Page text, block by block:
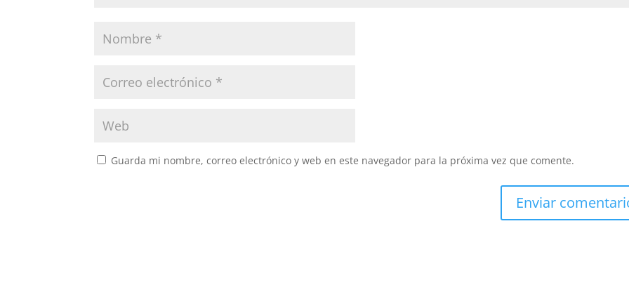
Guarda mi nombre, correo electrónico y web en este navegador para la próxima vez que comente.